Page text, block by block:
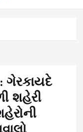
ગેરકાયદે
શહેરી